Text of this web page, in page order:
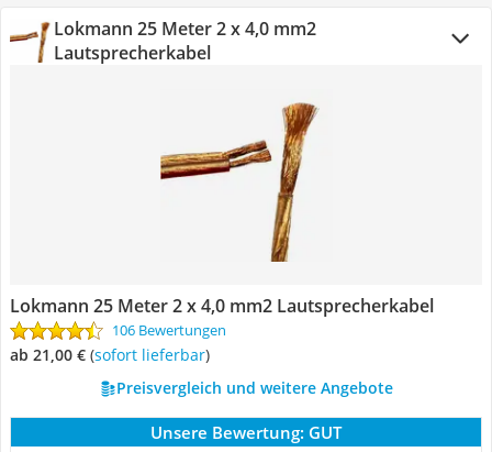
Lokmann 25 Meter 2 x 4,0 mm2
Lautsprecherkabel
Lokmann 25 Meter 2 x 4,0 mm2 Lautsprecherkabel
106 Bewertungen
ab 21,00 € ( Sofort lieferbar)
Preisvergleich und weitere Angebote
Unsere Bewertung: GUT